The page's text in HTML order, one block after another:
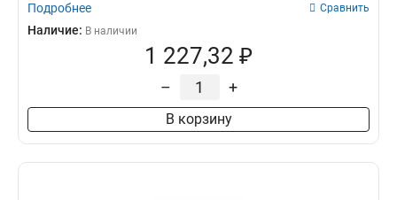
Подробнее Сравнить
Наличие: В наличии
1 227,32 ₽
– +
В корзину